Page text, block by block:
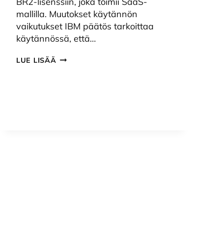
mallilla. Muutokset käytännön
vaikutukset IBM päätös tarkoittaa
käytännössä, että…
LUE LISÄÄ IBM